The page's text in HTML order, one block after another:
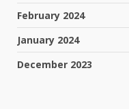
February 2024
January 2024
December 2023